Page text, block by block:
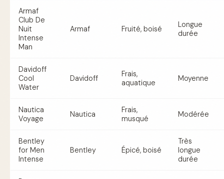
Armaf
Club De
Nuit
Intense
Man
Armaf Fruité, boisé
Longue
durée
Davidoff
Cool
Water
Davidoff
Frais,
aquatique
Moyenne
Nautica
Voyage
Nautica
Frais,
musqué
Modérée
Bentley
for Men
Intense
Bentley Épicé, boisé
Très
longue
durée